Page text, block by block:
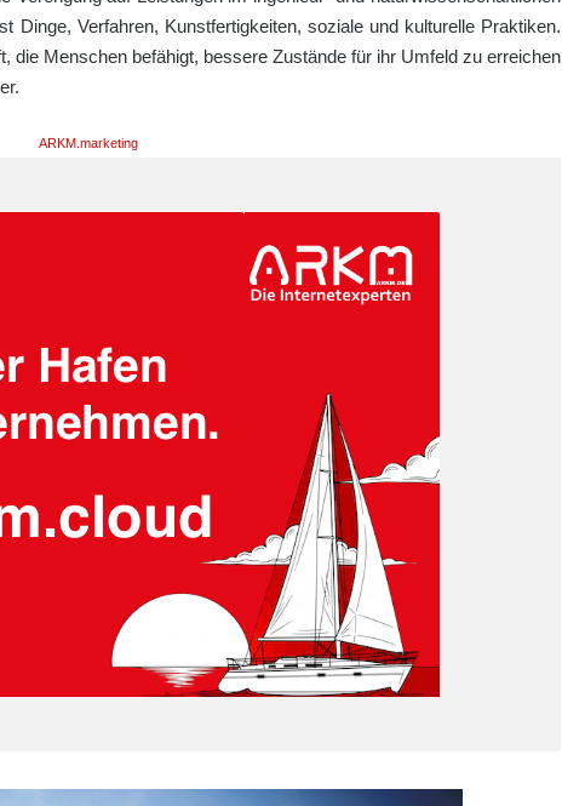
Dinge, Verfahren, Kunstfertigkeiten, soziale und kulturelle Praktiken.
die Menschen befähigt, bessere Zustände für ihr Umfeld zu erreichen
ARKM.marketing